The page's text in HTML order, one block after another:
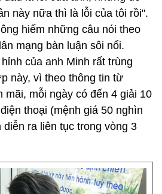
này nữa thì là lỗi của tôi rồi".
hiếm những câu nói theo
mạng bàn luận sôi nổi.
của anh Minh rất trùng
này, vì theo thông tin từ
mỗi ngày có đến 4 giải 10
thoại (mệnh giá 50 nghìn
ra liên tục trong vòng 3